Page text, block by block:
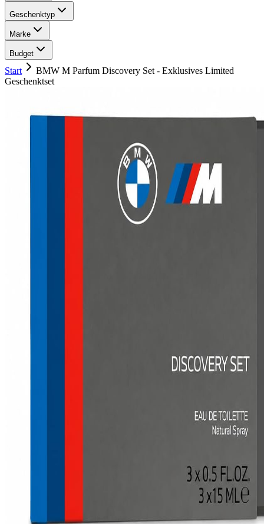
Geschenktyp
Marke
Budget
Start
BMW M Parfum Discovery Set - Exklusives Limited
Geschenktset